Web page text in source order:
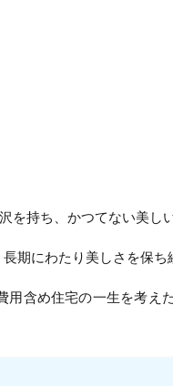
持ち、かつてない美し
期にわたり美しさを保ち
含め住宅の一生を考え